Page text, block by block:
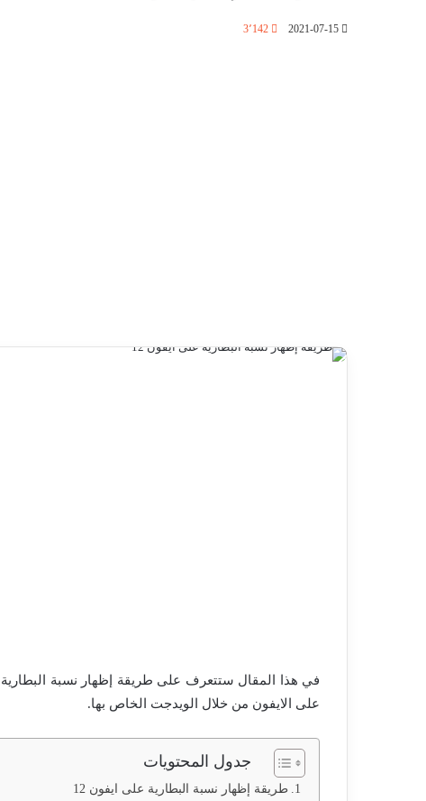
2021-07-15 3٬142
في هذا المقال ستتعرف على طريقة إظهار نسبة
على الايفون من خلال الويدجت الخاص بها.
جدول المحتويات
طريقة إظهار نسبة البطارية على ايفون 12